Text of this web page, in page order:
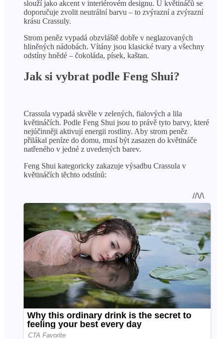
slouží jako akcent v interiérovém designu. U květináčů se
doporučuje zvolit neutrální barvu – to zvýrazní a zvýrazní
krásu Crassuly.
Strom peněz vypadá obzvláště dobře v neglazovaných
hliněných nádobách. Vítány jsou klasické tvary a všechny
odstíny hnědé – čokoláda, písek, kaštan.
Jak si vybrat podle Feng Shui?
Crassula vypadá skvěle v zelených, fialových a lila
květináčích. Podle Feng Shui jsou to právě tyto barvy, které
nejúčinněji aktivují energii rostliny. Aby strom peněz
přilákal peníze do domu, musí být zasazen do květináče
natřeného v jedné z uvedených barev.
Feng Shui kategoricky zakazuje výsadbu Crassula v
květináčích těchto odstínů: